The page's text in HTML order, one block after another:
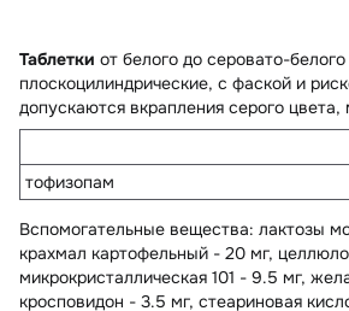
Таблетки от белого до серовато-
плоскоцилиндрические, с фаской и
допускаются вкрапления серого
тофизопам
Вспомогательные вещества: лактозы
крахмал картофельный - 20 мг,
микрокристаллическая 101 - 9.5 мг,
кросповидон - 3.5 мг, стеариновая